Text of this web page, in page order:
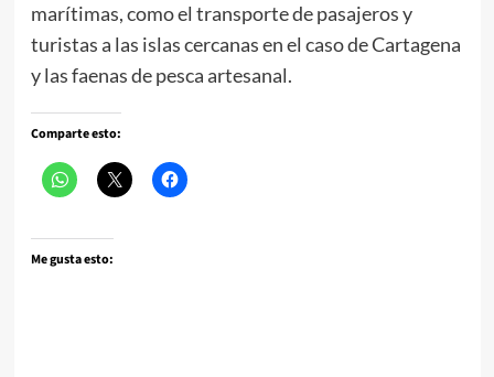
marítimas, como el transporte de pasajeros y
turistas a las islas cercanas en el caso de Cartagena
y las faenas de pesca artesanal.
Comparte esto:
Me gusta esto: